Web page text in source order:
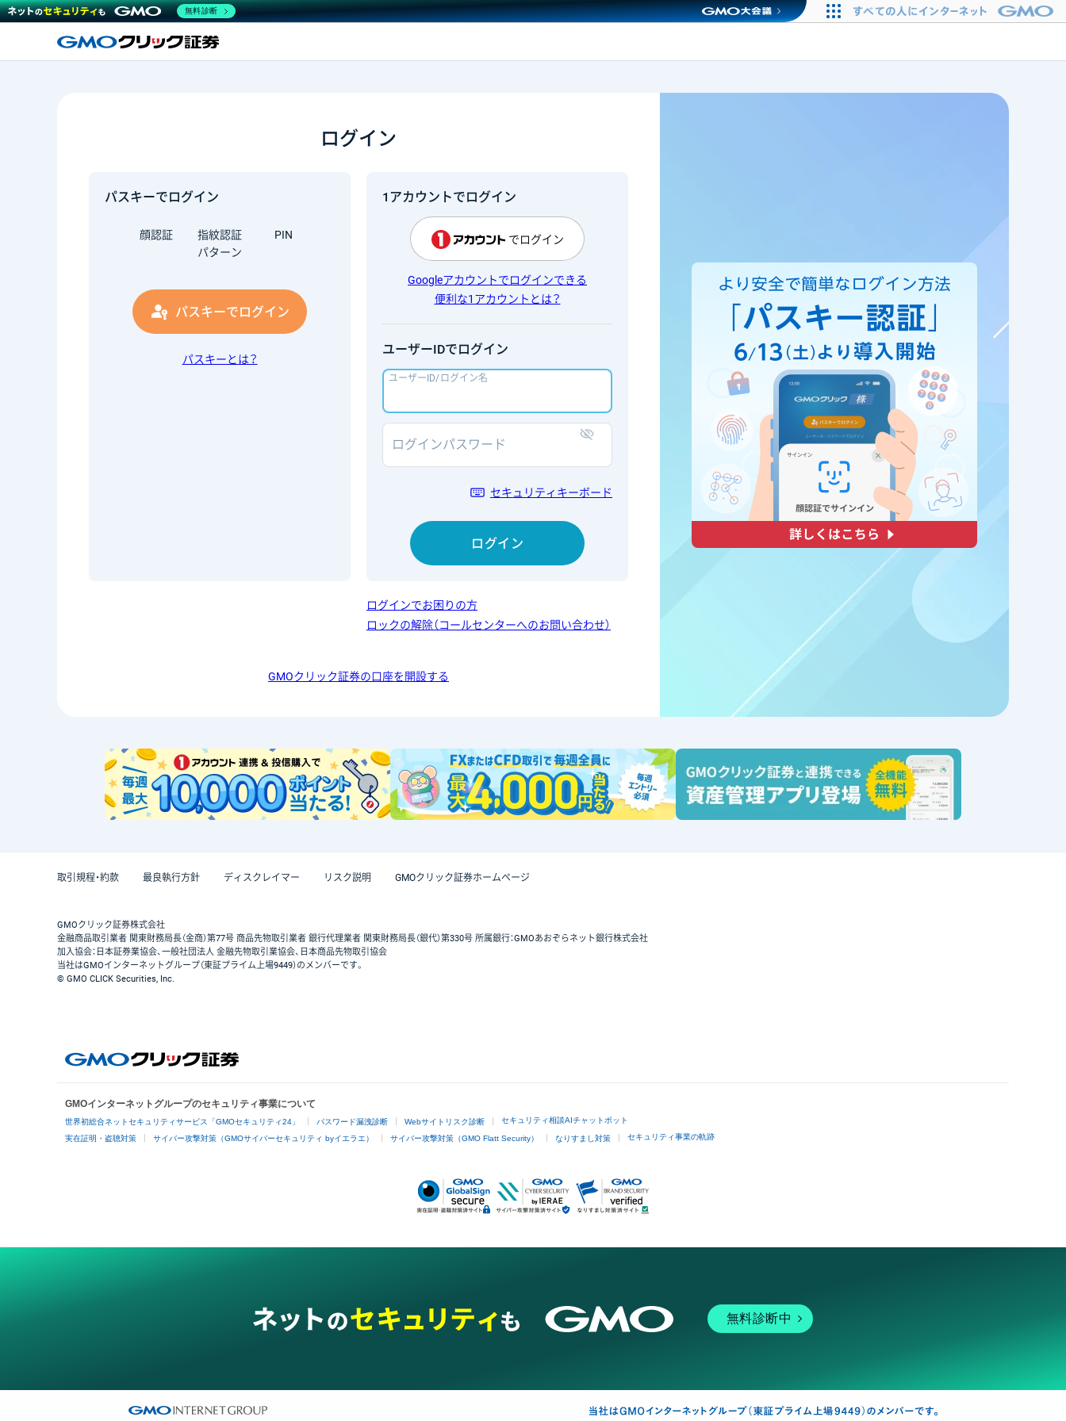
ログイン
パスキーでログイン
顔認証 指紋認証
PIN
パターン
パスキーでログイン
パスキーとは？
1アカウントでログイン
でログイン
Googleアカウントでログインできる
便利な1アカウントとは？
ユーザーIDでログイン
ユーザーID/ログイン名
ログインパスワード
セキュリティキーボード
ログイン
ログインでお困りの方
ロックの解除（コールセンターへのお問い合わせ）
GMOクリック証券の口座を開設する
取引規程・約款 最良執行方針 ディスクレイマー リスク説明 GMOクリック証券ホームページ
GMOクリック証券株式会社
金融商品取引業者 関東財務局長（金商）第77号 商品先物取引業者 銀行代理業者 関東財務局長（銀代）第330号 所属銀行：GMOあおぞらネット銀行株式会社
加入協会：日本証券業協会、一般社団法人 金融先物取引業協会、日本商品先物取引協会
当社はGMOインターネットグループ（東証プライム上場9449）のメンバーです。
© GMO CLICK Securities, Inc.
GMOインターネットグループのセキュリティ事業について
世界初総合ネットセキュリティサービス「GMOセキュリティ24」 パスワード漏洩診断 Webサイトリスク診断 セキュリティ相談AIチャットボット
実在証明・盗聴対策 サイバー攻撃対策（GMOサイバーセキュリティ byイエラエ） サイバー攻撃対策（GMO Flatt Security） なりすまし対策 セキュリティ事業の軌跡
無料診断中
無料診断